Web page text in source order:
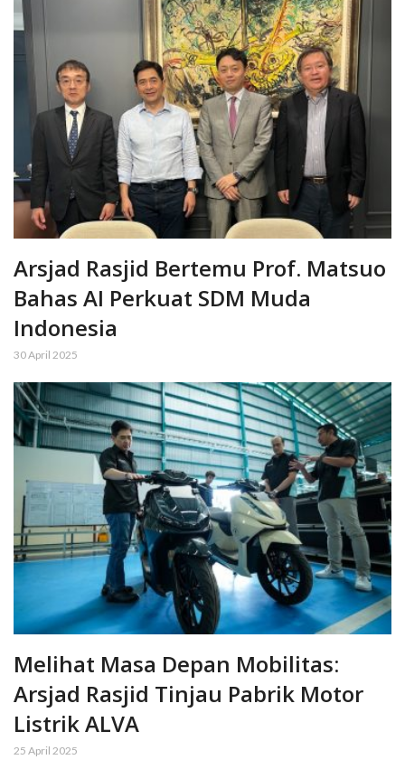
Arsjad Rasjid Bertemu Prof. Matsuo
Bahas AI Perkuat SDM Muda
Indonesia
30 April 2025
Melihat Masa Depan Mobilitas:
Arsjad Rasjid Tinjau Pabrik Motor
Listrik ALVA
25 April 2025